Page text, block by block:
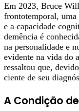
Em 2023, Bruce
frontotemporal, uma
e a capacidade
demência é
na personalidade e
evidente na vida do
ressaltou que,
ciente de seu
A Condição